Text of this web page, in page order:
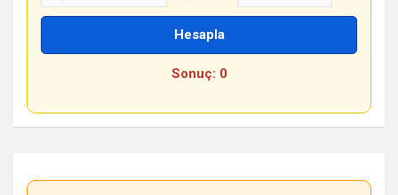
Hesapla
Sonuç: 0